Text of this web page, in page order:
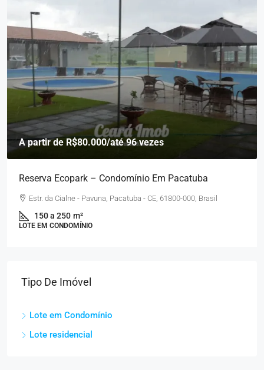
A partir de R$80.000/até 96 vezes
Reserva Ecopark – Condomínio Em Pacatuba
Estr. da Cialne - Pavuna, Pacatuba - CE, 61800-000, Brasil
150 a 250 m²
LOTE EM CONDOMÍNIO
Tipo De Imóvel
Lote em Condomínio
Lote residencial